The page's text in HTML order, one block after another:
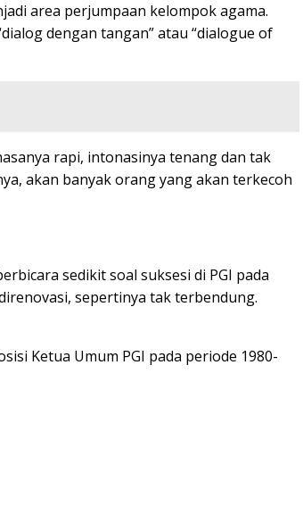
area perjumpaan kelompok agama.
dengan tangan” atau “dialogue of
rapi, intonasinya tenang dan tak
akan banyak orang yang akan terkecoh
sedikit soal suksesi di PGI pada
sepertinya tak terbendung.
Ketua Umum PGI pada periode 1980-